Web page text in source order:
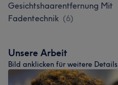
Gesichtshaarentfernung Mit
Fadentechnik (6)
Unsere Arbeit
Bild anklicken für weitere Details